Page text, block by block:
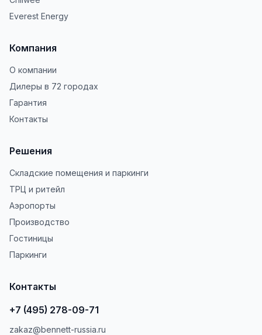
Everest Energy
Компания
О компании
Дилеры в 72 городах
Гарантия
Контакты
Решения
Складские помещения и паркинги
ТРЦ и ритейл
Аэропорты
Производство
Гостиницы
Паркинги
Контакты
+7 (495) 278-09-71
zakaz@bennett-russia.ru